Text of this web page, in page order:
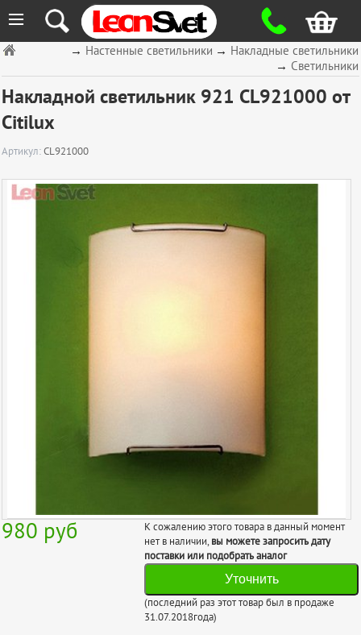
≡
→ Накладные светильники
→ Настенные светильники
→ Светильники
Накладной светильник 921 CL921000 от
Citilux
Артикул:CL921000
980 руб
К сожалению этого товара в данный момент
нет в наличии,вы можете запросить дату
поставки или подобрать аналог
Уточнить
(последний раз этот товар был в продаже
31.07.2018года)